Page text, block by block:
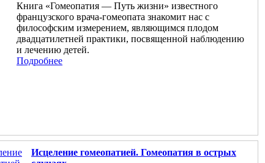
Книга «Гомеопатия — Путь жизни» известного
французского врача-гомеопата знакомит нас с
философским измерением, являющимся плодом
двадцатилетней практики, посвященной наблюдению
и лечению детей.
Подробнее
Исцеление гомеопатией. Гомеопатия в острых